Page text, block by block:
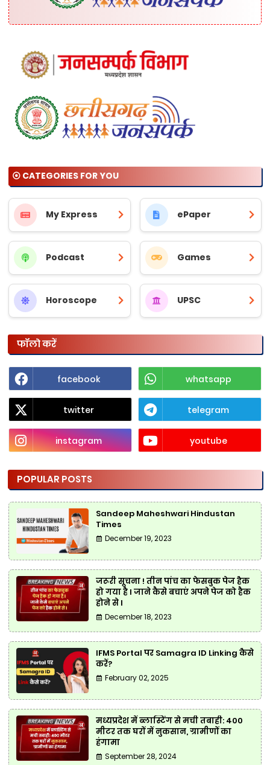
⦿ CATEGORIES FOR YOU
My Express ePaper
Podcast Games
Horoscope UPSC
फॉलो करें
facebook whatsapp
twitter telegram
instagram youtube
POPULAR POSTS
Sandeep Maheshwari Hindustan
Times
December 19, 2023
जरूरी सूचना ! तीन पांच का फेसबुक पेज हैक
हो गया है l जाने कैसे बचाएं अपने पेज को हैक
होने से l
December 18, 2023
IFMS Portal पर Samagra ID Linking कैसे
करें?
February 02, 2025
मध्यप्रदेश में ब्लास्टिंग से मची तबाही: 400
मीटर तक घरों में नुकसान, ग्रामीणों का
हंगामा
September 28, 2024